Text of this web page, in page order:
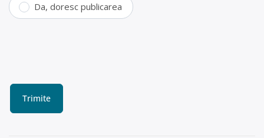
Da, doresc publicarea